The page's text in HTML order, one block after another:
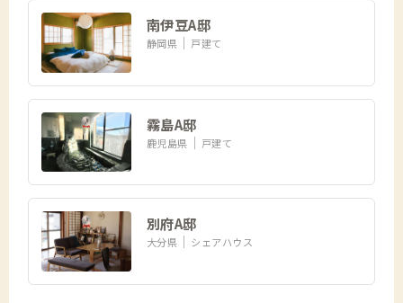
南伊豆A邸
静岡県 戸建て
霧島A邸
鹿児島県 戸建て
別府A邸
大分県 シェアハウス